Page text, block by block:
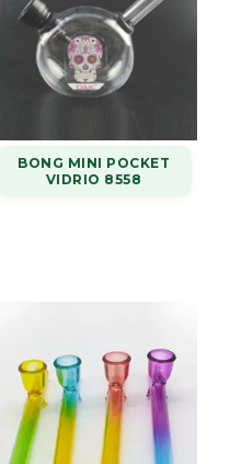
BONG MINI POCKET
VIDRIO 8558